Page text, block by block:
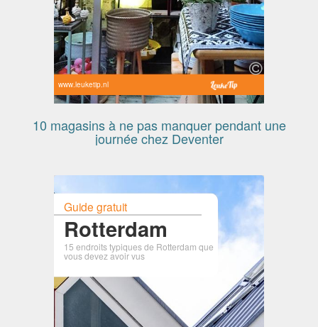
www.leuketip.nl
10 magasins à ne pas manquer pendant une
journée chez Deventer
Guide gratuit
Rotterdam
15 endroits typiques de Rotterdam que
vous devez avoir vus